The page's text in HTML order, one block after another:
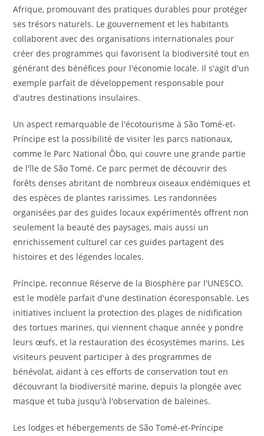
Afrique, promouvant des pratiques durables pour protéger
ses trésors naturels. Le gouvernement et les habitants
collaborent avec des organisations internationales pour
créer des programmes qui favorisent la biodiversité tout en
générant des bénéfices pour l'économie locale. Il s'agit d'un
exemple parfait de développement responsable pour
d'autres destinations insulaires.
Un aspect remarquable de l'écotourisme à São Tomé-et-
Príncipe est la possibilité de visiter les parcs nationaux,
comme le Parc National Ôbo, qui couvre une grande partie
de l'île de São Tomé. Ce parc permet de découvrir des
forêts denses abritant de nombreux oiseaux endémiques et
des espèces de plantes rarissimes. Les randonnées
organisées par des guides locaux expérimentés offrent non
seulement la beauté des paysages, mais aussi un
enrichissement culturel car ces guides partagent des
histoires et des légendes locales.
Príncipe, reconnue Réserve de la Biosphère par l'UNESCO,
est le modèle parfait d'une destination écoresponsable. Les
initiatives incluent la protection des plages de nidification
des tortues marines, qui viennent chaque année y pondre
leurs œufs, et la restauration des écosystèmes marins. Les
visiteurs peuvent participer à des programmes de
bénévolat, aidant à ces efforts de conservation tout en
découvrant la biodiversité marine, depuis la plongée avec
masque et tuba jusqu'à l'observation de baleines.
Les lodges et hébergements de São Tomé-et-Príncipe